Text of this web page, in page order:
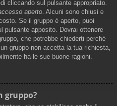
cliccando sul pulsante appropriato.
aperto. Alcuni sono chiusi e
Se il gruppo è aperto, puoi
pulsante apposito. Dovrai ottenere
che potrebbe chiederti perché
gruppo non accetta la tua richiesta,
ha le sue buone ragioni.
gruppo?